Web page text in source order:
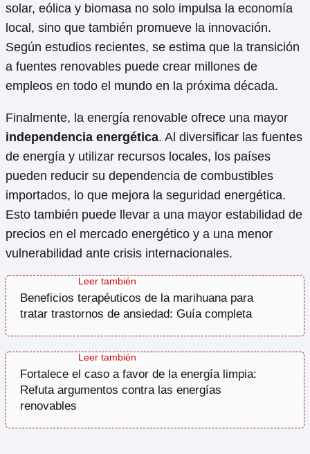
solar, eólica y biomasa no solo impulsa la economía
local, sino que también promueve la innovación.
Según estudios recientes, se estima que la transición
a fuentes renovables puede crear millones de
empleos en todo el mundo en la próxima década.
Finalmente, la energía renovable ofrece una mayor
independencia energética. Al diversificar las fuentes
de energía y utilizar recursos locales, los países
pueden reducir su dependencia de combustibles
importados, lo que mejora la seguridad energética.
Esto también puede llevar a una mayor estabilidad de
precios en el mercado energético y a una menor
vulnerabilidad ante crisis internacionales.
Beneficios terapéuticos de la marihuana para
tratar trastornos de ansiedad: Guía completa
Fortalece el caso a favor de la energía limpia:
Refuta argumentos contra las energías
renovables